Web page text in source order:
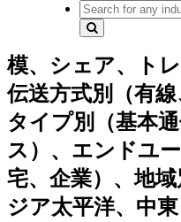
模、シェア、ト
伝送方式別（有
タイプ別（基本
ス）、エンドユ
宅、企業）、地
ジア太平洋、中